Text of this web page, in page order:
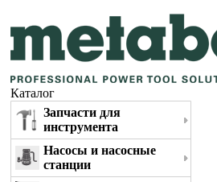
Каталог
Запчасти для
инструмента
Насосы и насосные
станции